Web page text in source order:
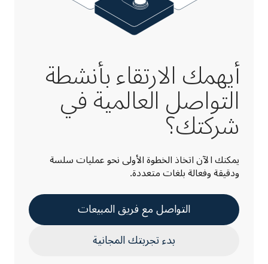
أيهمك الارتقاء بأنشطة
التواصل العالمية في
شركتك؟
ودقيقة وفعالة بلغات متعددة.
التواصل مع فريق المبيعات
بدء تجربتك المجانية